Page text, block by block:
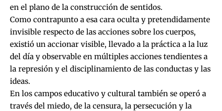
en el plano de la construcción de sentidos.
Como contrapunto a esa cara oculta y pretendidamente
invisible respecto de las acciones sobre los cuerpos,
existió un accionar visible, llevado a la práctica a la luz
del día y observable en múltiples acciones tendientes a
la represión y el disciplinamiento de las conductas y las
ideas.
En los campos educativo y cultural también se operó a
través del miedo, de la censura, la persecución y la